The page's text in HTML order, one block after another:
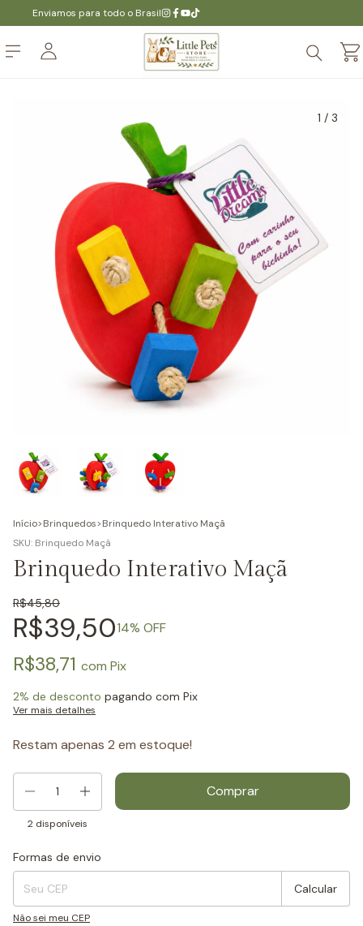
Enviamos para todo o Brasil
1 / 3
Início>Brinquedos>Brinquedo Interativo Maçã
SKU: Brinquedo Maçã
Brinquedo Interativo Maçã
R$45,80
R$39,5014% OFF
R$38,71 com Pix
2% de desconto pagando com Pix
Ver mais detalhes
Restam apenas 2 em estoque!
2 disponíveis
Entregas para o CEP:
Formas de envio
Calcular
Não sei meu CEP